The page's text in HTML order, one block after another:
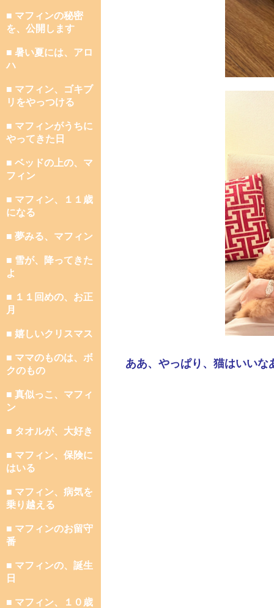
■ マフィンの秘密
を、公開します
■ 暑い夏には、アロ
ハ
■ マフィン、ゴキブ
リをやっつける
■ マフィンがうちに
やってきた日
■ ベッドの上の、マ
フィン
■ マフィン、１１歳
になる
■ 夢みる、マフィン
■ 雪が、降ってきた
よ
■ １１回めの、お正
月
■ 嬉しいクリスマス
■ ママのものは、ボ
クのもの
■ 真似っこ、マフィ
ン
■ タオルが、大好き
■ マフィン、保険に
はいる
■ マフィン、病気を
乗り越える
■ マフィンのお留守
番
■ マフィンの、誕生
日
■ マフィン、１０歳
ああ、やっぱり、猫はいいな